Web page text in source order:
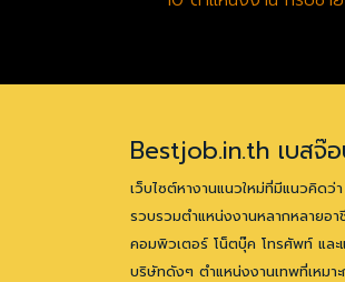
Bestjob.in.th เบสจ๊อ
เว็บไซต์หางานแนวใหม่ที่มีแนวคิดว่
รวบรวมตำแหน่งงานหลากหลายอา
คอมพิวเตอร์ โน็ตบุ๊ค โทรศัพท์ แล
บริษัทดังๆ ตำแหน่งงานเทพที่เหมา